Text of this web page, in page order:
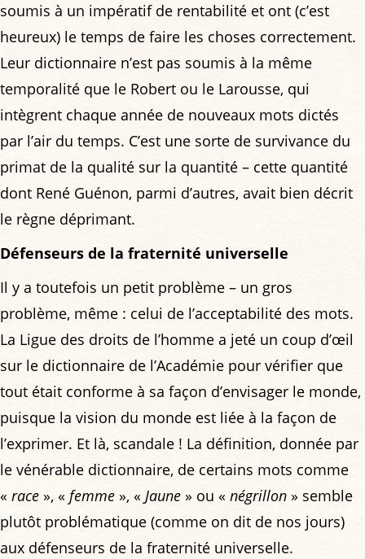
soumis à un impératif de rentabilité et ont (c’est
heureux) le temps de faire les choses correctement.
Leur dictionnaire n’est pas soumis à la même
temporalité que le Robert ou le Larousse, qui
intègrent chaque année de nouveaux mots dictés
par l’air du temps. C’est une sorte de survivance du
primat de la qualité sur la quantité – cette quantité
dont René Guénon, parmi d’autres, avait bien décrit
le règne déprimant.
Défenseurs de la fraternité universelle
Il y a toutefois un petit problème – un gros
problème, même : celui de l’acceptabilité des mots.
La Ligue des droits de l’homme a jeté un coup d’œil
sur le dictionnaire de l’Académie pour vérifier que
tout était conforme à sa façon d’envisager le monde,
puisque la vision du monde est liée à la façon de
l’exprimer. Et là, scandale ! La définition, donnée par
le vénérable dictionnaire, de certains mots comme
« race », « femme », « Jaune » ou « négrillon » semble
plutôt problématique (comme on dit de nos jours)
aux défenseurs de la fraternité universelle.